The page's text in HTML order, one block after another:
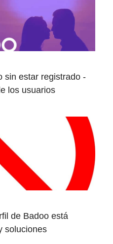
sin estar registrado -
los usuarios
de Badoo está
soluciones